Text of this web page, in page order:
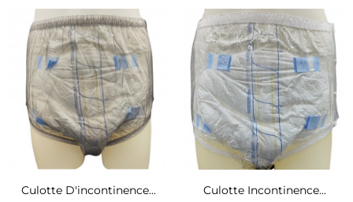
Culotte D'incontinence... Culotte Incontinence...